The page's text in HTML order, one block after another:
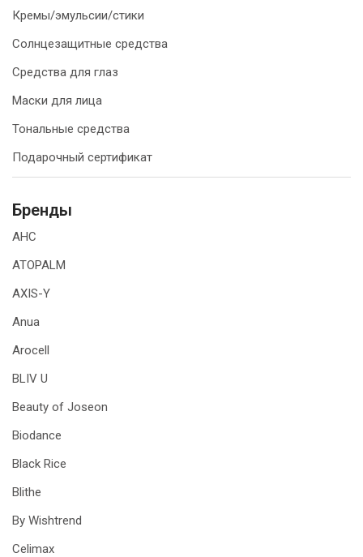
Кремы/эмульсии/стики
Солнцезащитные средства
Средства для глаз
Маски для лица
Тональные средства
Подарочный сертификат
Бренды
AHC
ATOPALM
AXIS-Y
Anua
Arocell
BLIV U
Beauty of Joseon
Biodance
Black Rice
Blithe
By Wishtrend
Celimax